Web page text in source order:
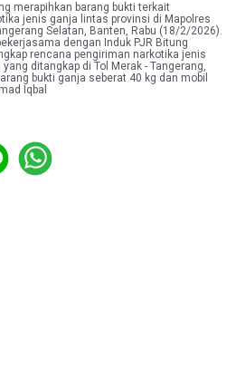
merapihkan barang bukti terkait
jenis ganja lintas provinsi di Mapolres
Selatan, Banten, Rabu (18/2/2026).
dengan Induk PJR Bitung
rencana pengiriman narkotika jenis
ditangkap di Tol Merak - Tangerang,
bukti ganja seberat 40 kg dan mobil
Iqbal